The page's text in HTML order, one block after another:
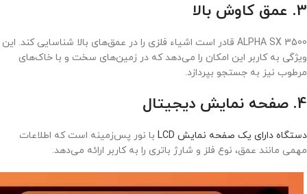
3. عمق کاوش بالا
ALPHA SX 3500 قادر است اشیاء فلزی را در عمق‌های بالا شناسایی کند. این
ویژگی به کاربر این امکان را می‌دهد که در زمین‌های سخت و با خاک‌های
مرطوب نیز به جستجو بپردازد.
4. صفحه نمایش دیجیتال
دستگاه دارای یک صفحه نمایش LCD
با نور پس‌زمینه است که اطلاعات
مهمی مانند عمق، نوع فلز و شارژ باتری را به کاربر ارائه می‌دهد.